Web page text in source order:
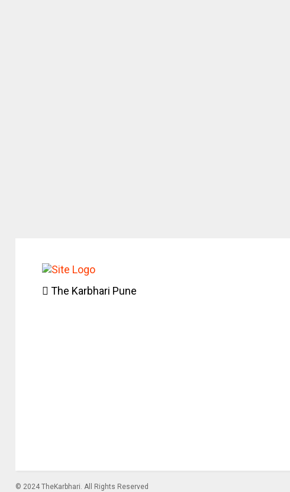
The Karbhari Pune
© 2024 TheKarbhari. All Rights Reserved